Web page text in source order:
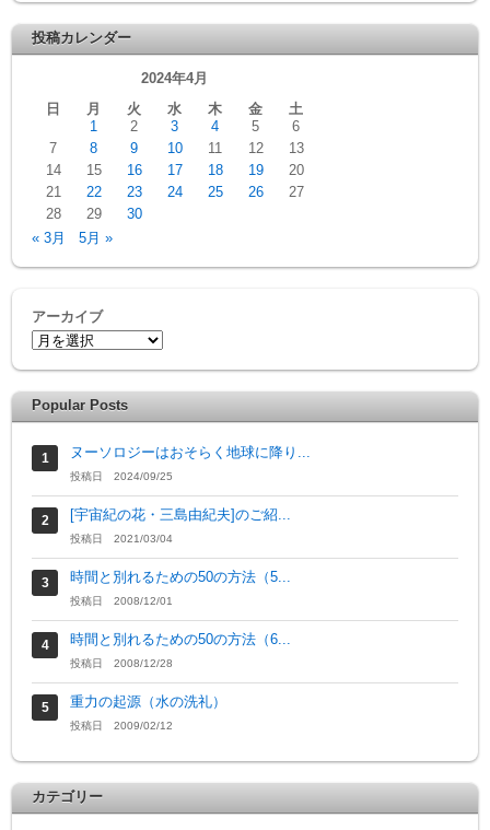
投稿カレンダー
2024年4月
日
月 火 水 木 金
土
1
2 3 4 5
6
7
8 9 10 11 12
13
14
15 16 17 18 19
20
21
22 23 24 25 26
27
28
29
30
« 3月
5月 »
アーカイブ
Popular Posts
ヌーソロジーはおそらく地球に降り...
投稿日 2024/09/25
[宇宙紀の花・三島由紀夫]のご紹...
投稿日 2021/03/04
時間と別れるための50の方法（5...
投稿日 2008/12/01
時間と別れるための50の方法（6...
投稿日 2008/12/28
重力の起源（水の洗礼）
投稿日 2009/02/12
カテゴリー